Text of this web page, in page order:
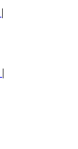
|
|